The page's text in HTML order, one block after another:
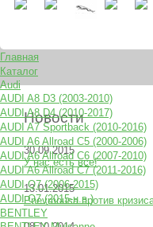
Главная
Каталог
Audi
AUDI A8 D3 (2003-2010)
AUDI A8 D4 (2010-2017)
AUDI A7 Sportback (2010-2016)
AUDI A6 Allroad C5 (2000-2006)
AUDI A6 Allroad C6 (2007-2010)
AUDI A6 Allroad C7 (2011-2016)
AUDI Q7 (2006-2015)
AUDI Q7 (2015-н.в.)
BENTLEY
Новости
30.09.2015
У нас есть все!
13.01.2015
Pnevmousa против